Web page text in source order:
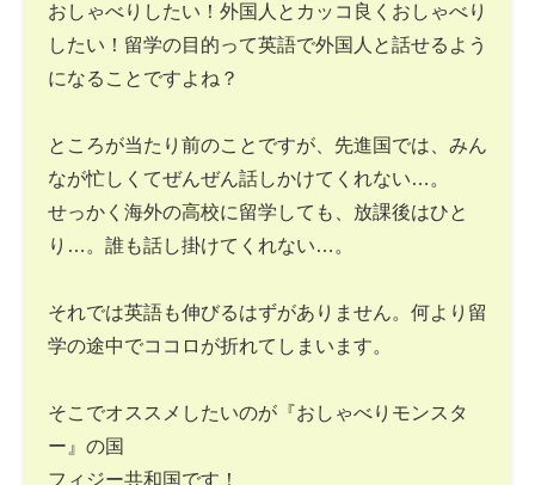
おしゃべりしたい！外国人とカッコ良くおしゃべり
したい！留学の目的って英語で外国人と話せるよう
になることですよね？
ところが当たり前のことですが、先進国では、みん
なが忙しくてぜんぜん話しかけてくれない…。
せっかく海外の高校に留学しても、放課後はひと
り…。誰も話し掛けてくれない…。
それでは英語も伸びるはずがありません。何より留
学の途中でココロが折れてしまいます。
そこでオススメしたいのが『おしゃべりモンスタ
ー』の国
フィジー共和国です！